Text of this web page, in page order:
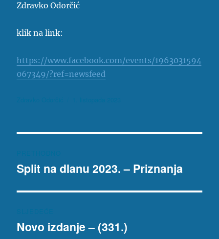
Zdravko Odorčić
klik na link:
https://www.facebook.com/events/1963031594
067349/?ref=newsfeed
objava
Prethodna
Split na dlanu 2023. – Priznanja
Sljedeća
Novo izdanje – (331.)